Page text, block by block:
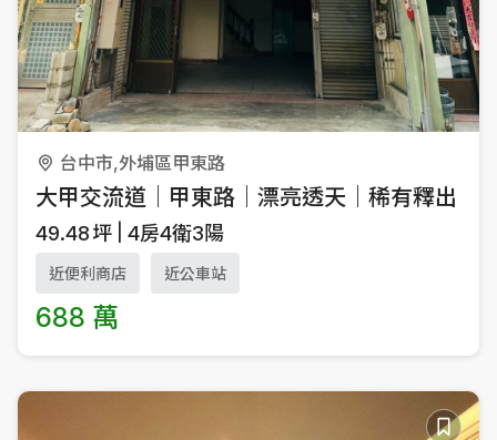
台中市,外埔區甲東路
大甲交流道｜甲東路｜漂亮透天｜稀有釋出
49.48坪 4房4衛3陽
近便利商店 近公車站
688 萬